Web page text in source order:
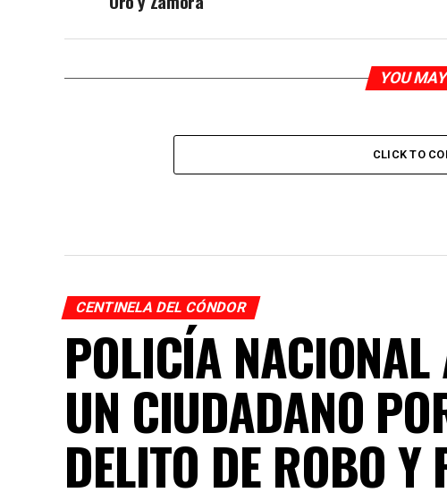
YOU
CLICK TO
CENTINELA DEL CÓNDOR
POLICÍA
UN CIUDADANO
DELITO DE ROBO Y